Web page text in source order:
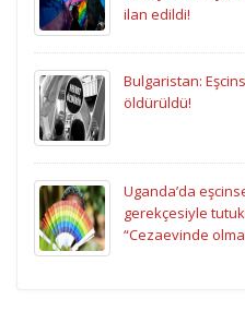
ilan edildi!
Bulgaristan:
öldürüldü!
Uganda’da
gerekçesiyle
“Cezaevinde